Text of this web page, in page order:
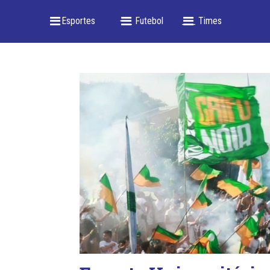
_ Esportes -- _ Futebol ___ Times